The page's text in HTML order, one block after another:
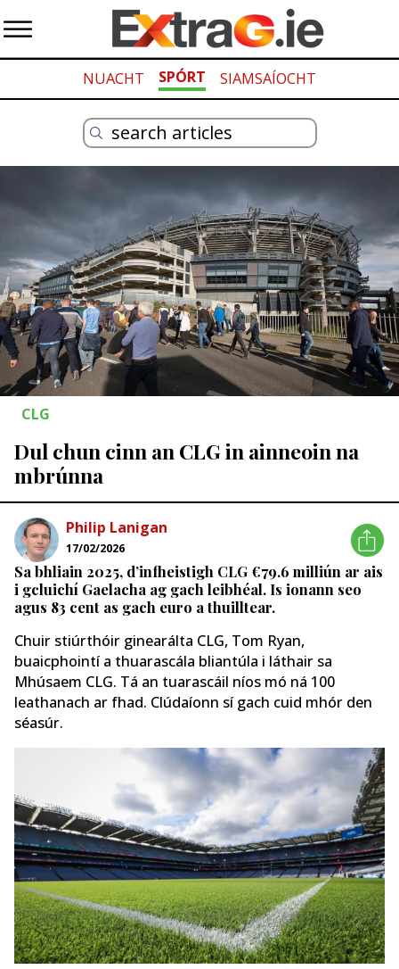
NUACHT SPÓRT SIAMSAÍOCHT
CLG
Dul chun cinn an CLG in ainneoin na
mbrúnna
Philip Lanigan
17/02/2026
Sa bhliain 2025, d’infheistigh CLG €79.6 milliún ar ais
i gcluichí Gaelacha ag gach leibhéal. Is ionann seo
agus 83 cent as gach euro a thuilltear.
Chuir stiúrthóir ginearálta CLG, Tom Ryan,
buaicphointí a thuarascála bliantúla i láthair sa
Mhúsaem CLG. Tá an tuarascáil níos mó ná 100
leathanach ar fhad. Clúdaíonn sí gach cuid mhór den
séasúr.